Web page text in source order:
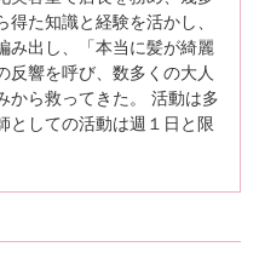
得た知識と経験を活かし、
み出し、「本当に髪が綺麗
反響を呼び、数多くの大人
から救ってきた。 活動は多
としての活動は週１日と限